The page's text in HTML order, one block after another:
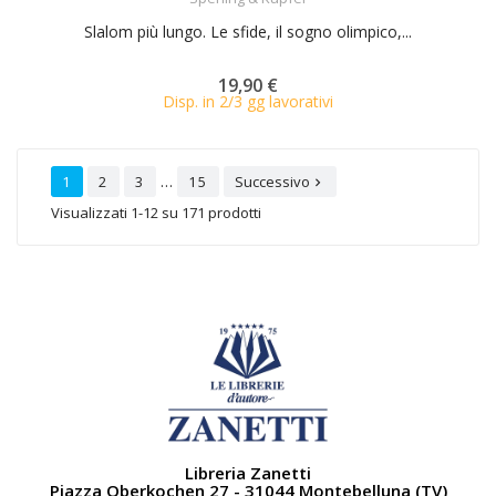
Slalom più lungo. Le sfide, il sogno olimpico,...
19,90 €
Disp. in 2/3 gg lavorativi
1 2 3 … 15 Successivo 
Visualizzati 1-12 su 171 prodotti
Libreria Zanetti
Piazza Oberkochen 27 - 31044 Montebelluna (TV)